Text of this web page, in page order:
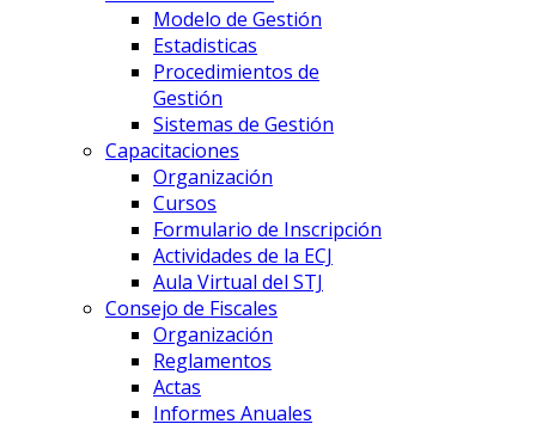
Modelo de Gestión
Estadisticas
Procedimientos de
Gestión
Sistemas de Gestión
Capacitaciones
Organización
Cursos
Formulario de Inscripción
Actividades de la ECJ
Aula Virtual del STJ
Consejo de Fiscales
Organización
Reglamentos
Actas
Informes Anuales